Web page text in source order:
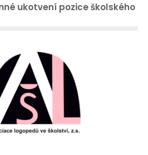
ukotvení pozice školského